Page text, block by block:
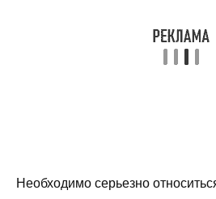
Необходимо серьезно